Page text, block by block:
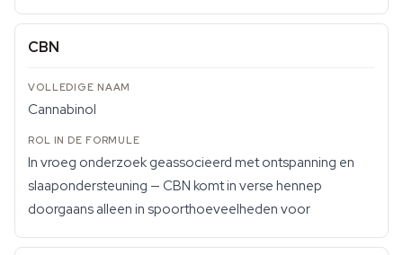
CBN
Cannabinol
In vroeg onderzoek geassocieerd met ontspanning en
slaapondersteuning — CBN komt in verse hennep
doorgaans alleen in spoorthoeveelheden voor